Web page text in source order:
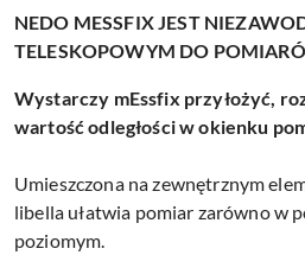
NEDO MESSFIX JEST
TELESKOPOWYM DO
Wystarczy mEssfix przyłożyć,
wartość odległości w okienku
Umieszczona na zewnętrznym
libella ułatwia pomiar zarówno w
poziomym.